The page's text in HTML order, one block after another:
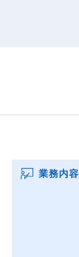
業務内容